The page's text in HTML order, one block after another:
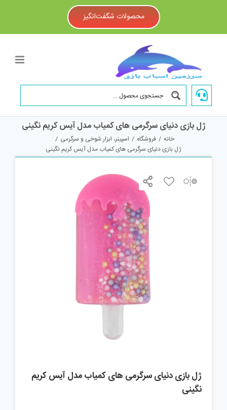
محصولات شگفت‌انگیز
ژل بازی دنیای سرگرمی های کمیاب مدل آیس کریم نگینی
خانه / فروشگاه / اسپینر، ابزار شوخی و سرگرمی /
ژل بازی دنیای سرگرمی های کمیاب مدل آیس کریم نگینی
ژل بازی دنیای سرگرمی های کمیاب مدل آیس کریم
نگینی